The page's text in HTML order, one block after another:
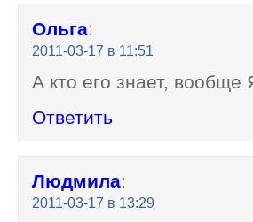
Ольга:
2011-03-17 в 11:51
А кто его знает, вообще
Ответить
Людмила:
2011-03-17 в 13:29